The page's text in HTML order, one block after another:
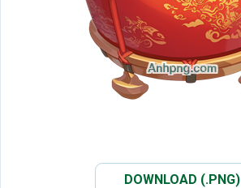
DOWNLOAD (.PNG)